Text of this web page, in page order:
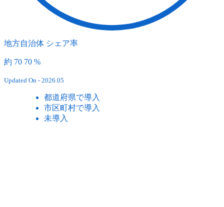
地方自治体 シェア率
約 70 70 %
Updated On - 2026.05
都道府県で導入
市区町村で導入
未導入